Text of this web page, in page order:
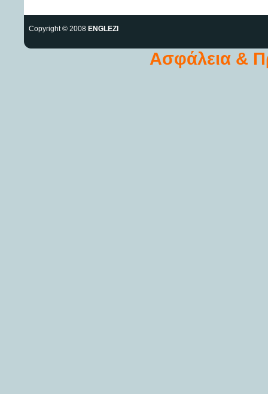
Copyright © 2008 ENGLEZI
Ασφάλεια &